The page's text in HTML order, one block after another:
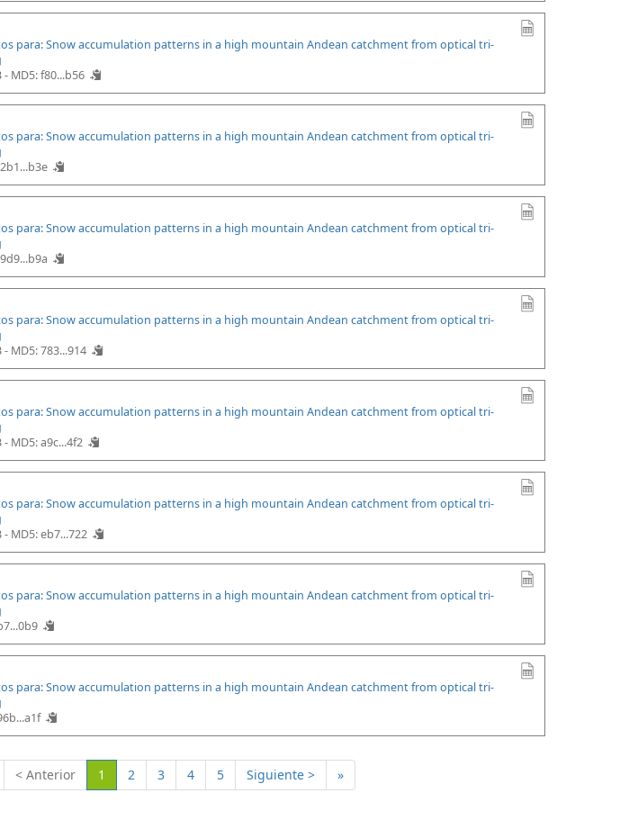
para: Snow accumulation patterns in a high mountain Andean catchment from optical tri-
- MD5: f80...b56
para: Snow accumulation patterns in a high mountain Andean catchment from optical tri-
para: Snow accumulation patterns in a high mountain Andean catchment from optical tri-
para: Snow accumulation patterns in a high mountain Andean catchment from optical tri-
- MD5: 783...914
para: Snow accumulation patterns in a high mountain Andean catchment from optical tri-
- MD5: a9c...4f2
para: Snow accumulation patterns in a high mountain Andean catchment from optical tri-
- MD5: eb7...722
para: Snow accumulation patterns in a high mountain Andean catchment from optical tri-
para: Snow accumulation patterns in a high mountain Andean catchment from optical tri-
< Anterior 1 (Actual)
2 3 4 5 Siguiente > »